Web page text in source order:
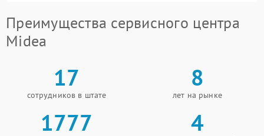
Преимущества сервисного центра
Midea
17
сотрудников в штате
8
лет на рынке
1777 4